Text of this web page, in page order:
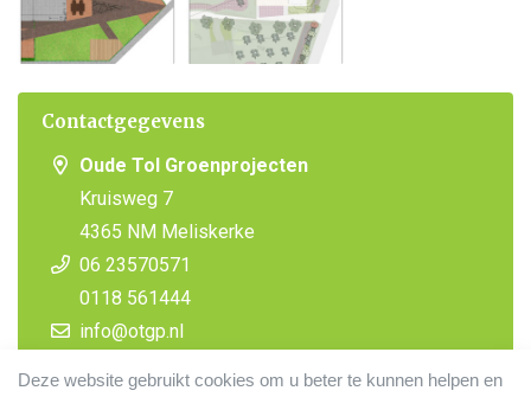
Deze website gebruikt cookies om u beter te kunnen helpen en
Contactgegevens
Oude Tol Groenprojecten
Kruisweg 7
4365 NM Meliskerke
06 23570571
0118 561444
info@otgp.nl